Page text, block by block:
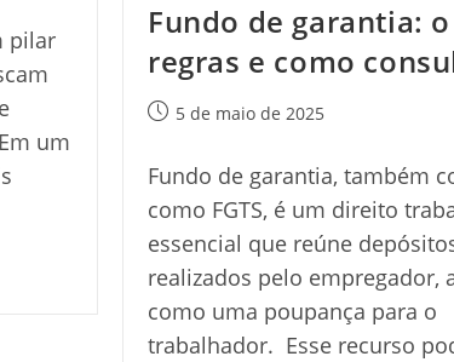
pilar
um
Fundo de garantia:
regras e como
Post5 de maio de 2025
Fundo de garantia, também
como FGTS, é um direito
essencial que reúne
realizados pelo empregador,
como uma poupança para o
trabalhador. Esse recurso